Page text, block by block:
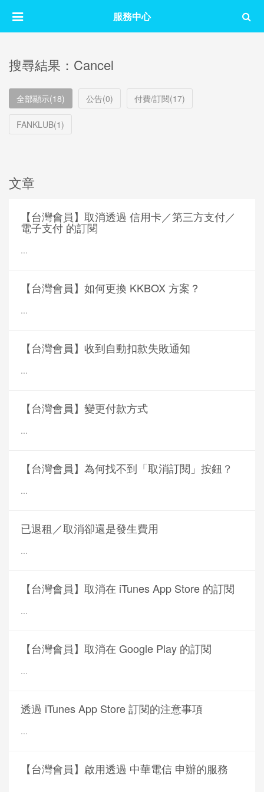
服務中心
搜尋結果：Cancel
全部顯示(18) 公告(0) 付費/訂閱(17)
FANKLUB(1)
文章
【台灣會員】取消透過 信用卡／第三方支付／
電子支付 的訂閱
...
【台灣會員】如何更換 KKBOX 方案？
...
【台灣會員】收到自動扣款失敗通知
...
【台灣會員】變更付款方式
...
【台灣會員】為何找不到「取消訂閱」按鈕？
...
已退租／取消卻還是發生費用
...
【台灣會員】取消在 iTunes App Store 的訂閱
...
【台灣會員】取消在 Google Play 的訂閱
...
透過 iTunes App Store 訂閱的注意事項
...
【台灣會員】啟用透過 中華電信 申辦的服務